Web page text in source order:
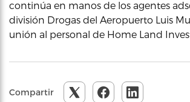
continúa en manos de los agentes
división Drogas del Aeropuerto Luis
unión al personal de Home Land
Compartir